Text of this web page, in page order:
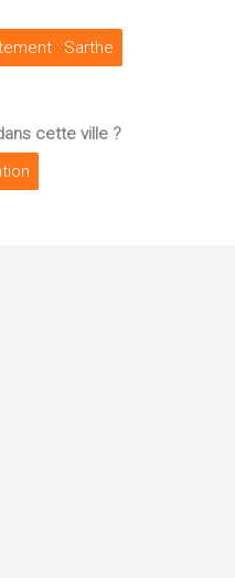
: Sarthe
cette ville ?